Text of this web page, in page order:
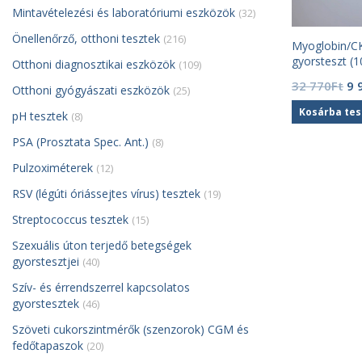
Myoglobin/
gyorsteszt
32 770Ft 9
Kosárba
Mintavételezési és laboratóriumi eszközök (32)
Önellenőrző, otthoni tesztek (216)
Otthoni diagnosztikai eszközök (109)
Otthoni gyógyászati eszközök (25)
pH tesztek (8)
PSA (Prosztata Spec. Ant.) (8)
Pulzoximéterek (12)
RSV (légúti óriássejtes vírus) tesztek (19)
Streptococcus tesztek (15)
Szexuális úton terjedő betegségek
gyorstesztjei (40)
Szív- és érrendszerrel kapcsolatos
gyorstesztek (46)
Szöveti cukorszintmérők (szenzorok) CGM és
fedőtapaszok (20)